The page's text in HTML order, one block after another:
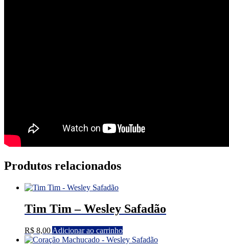
Produtos relacionados
Tim Tim – Wesley Safadão
R$ 8,00 Adicionar ao carrinho